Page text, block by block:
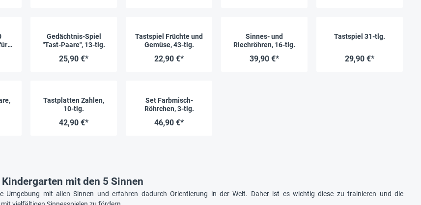
Gedächtnis-Spiel
"Tast-Paare", 13-tlg.
25,90 €*
Tastspiel Früchte und
Gemüse, 43-tlg.
22,90 €*
Sinnes- und
Riechröhren, 16-tlg.
39,90 €*
Tastspiel 31-tlg.
29,90 €*
Tastplatten Zahlen,
10-tlg.
42,90 €*
Set Farbmisch-
Röhrchen, 3-tlg.
46,90 €*
mit den 5 Sinnen
Umgebung mit allen Sinnen und erfahren dadurch Orientierung in der Welt. Daher ist es wichtig diese zu trainieren und die